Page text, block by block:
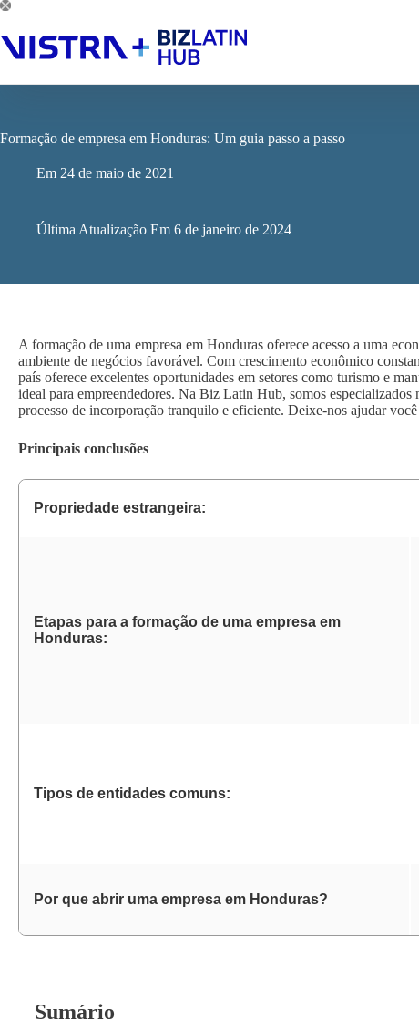
Pular
o
conteúdo
Formação de empresa em Honduras: Um guia passo a passo
Em 24 de maio de 2021
Última Atualização Em 6 de janeiro de 2024
A formação de uma empresa em Honduras oferece acesso a uma
ambiente de negócios favorável. Com crescimento econômico
país oferece excelentes oportunidades em setores como turismo e
ideal para empreendedores. Na Biz Latin Hub, somos
processo de incorporação tranquilo e eficiente. Deixe-nos ajudar
Principais conclusões
Propriedade estrangeira:
Etapas para a formação de uma empresa em
Honduras:
Tipos de entidades comuns:
Por que abrir uma empresa em Honduras?
Sumário